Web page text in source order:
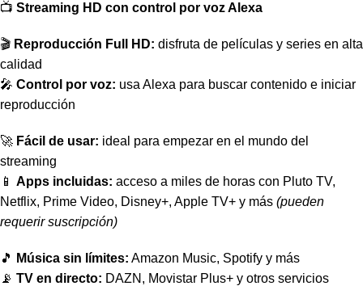
📺 Streaming HD con control por voz Alexa
🎬 Reproducción Full HD: disfruta de películas y series en alta
calidad
🎤 Control por voz: usa Alexa para buscar contenido e iniciar
reproducción
🚀 Fácil de usar: ideal para empezar en el mundo del
streaming
📱 Apps incluidas: acceso a miles de horas con Pluto TV,
Netflix, Prime Video, Disney+, Apple TV+ y más (pueden
requerir suscripción)
🎵 Música sin límites: Amazon Music, Spotify y más
📡 TV en directo: DAZN, Movistar Plus+ y otros servicios